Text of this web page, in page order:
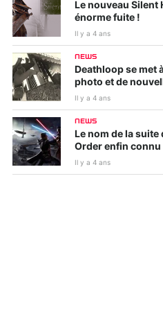
Le nouveau Silent
énorme fuite !
Il y a 4 ans
NEWS
Deathloop se met
photo et de
Il y a 4 ans
NEWS
Le nom de la suite
Order enfin connu
Il y a 4 ans